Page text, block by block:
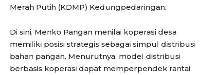
Merah Putih (KDMP) Kedungpedaringan.
Di sini, Menko Pangan menilai koperasi desa
memiliki posisi strategis sebagai simpul distribusi
bahan pangan. Menurutnya, model distribusi
berbasis koperasi dapat memperpendek rantai